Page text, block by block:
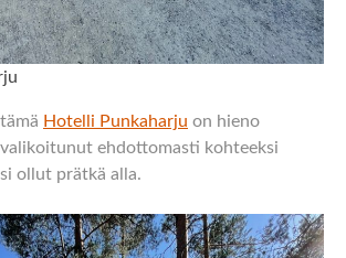
Hotelli Punkaharju on hieno
ehdottomasti kohteeksi
ollut prätkä alla.